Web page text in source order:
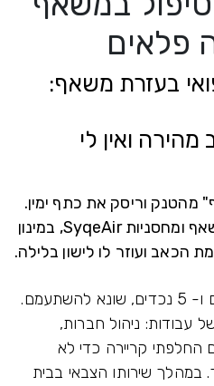
בעזרת משאף:
ואין לי
מהטנק וריסק את כתף ימין.
כבר 3 שנים הוא מטופל במשאף ומחסניות SyqeAir, במינון
הכאב ועוזר לו לישון בלילה.
נסים זקיף (72) נשוי 2+ ילדים ו- 5 נכדים, שונא להשתעמם.
עבודות: ניהול חברות,
"כל 3 שנים החלפתי קריירה כדי לא
שירותו הצבאי בבית